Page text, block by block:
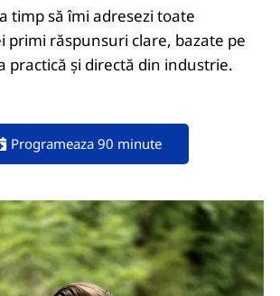
timp să îmi adresezi toate
primi răspunsuri clare, bazate pe
practică și directă din industrie.
Programeaza 90 minute